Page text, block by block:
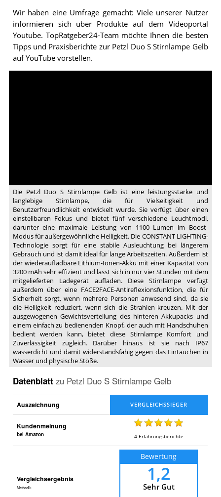
Wir haben eine Umfrage gemacht: Viele unserer Nutzer
informieren sich über Produkte auf dem Videoportal
Youtube. TopRatgeber24-Team möchte Ihnen die besten
Tipps und Praxisberichte zur Petzl Duo S Stirnlampe Gelb
auf YouTube vorstellen.
Die Petzl Duo S Stirnlampe Gelb ist eine leistungsstarke und
langlebige Stirnlampe, die für Vielseitigkeit und
Benutzerfreundlichkeit entwickelt wurde. Sie verfügt über einen
einstellbaren Fokus und bietet fünf verschiedene Leuchtmodi,
darunter eine maximale Leistung von 1100 Lumen im Boost-
Modus für außergewöhnliche Helligkeit. Die CONSTANT LIGHTING-
Technologie sorgt für eine stabile Ausleuchtung bei längerem
Gebrauch und ist damit ideal für lange Arbeitszeiten. Außerdem ist
der wiederaufladbare Lithium-Ionen-Akku mit einer Kapazität von
3200 mAh sehr effizient und lässt sich in nur vier Stunden mit dem
mitgelieferten Ladegerät aufladen. Diese Stirnlampe verfügt
außerdem über eine FACE2FACE-Antireflexionsfunktion, die für
Sicherheit sorgt, wenn mehrere Personen anwesend sind, da sie
die Helligkeit reduziert, wenn sich die Strahlen kreuzen. Mit der
ausgewogenen Gewichtsverteilung des hinteren Akkupacks und
einem einfach zu bedienenden Knopf, der auch mit Handschuhen
bedient werden kann, bietet diese Stirnlampe Komfort und
Zuverlässigkeit zugleich. Darüber hinaus ist sie nach IP67
wasserdicht und damit widerstandsfähig gegen das Eintauchen in
Wasser und physische Stöße.
Datenblatt zu Petzl Duo S Stirnlampe Gelb
Auszeichnung
Kundenmeinung
bei Amazon 4 Erfahrungsberichte
Vergleichsergebnis
Methodik
Bewertung
1,2
Sehr Gut